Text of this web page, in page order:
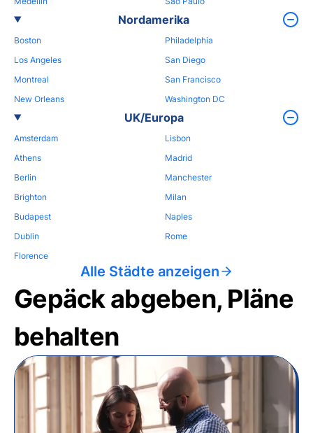
Nordamerika
Boston
Los Angeles
Montreal
New Orleans
Philadelphia
San Diego
San Francisco
Washington DC
UK/Europa
Amsterdam
Athens
Berlin
Brighton
Budapest
Dublin
Florence
Lisbon
Madrid
Manchester
Milan
Naples
Rome
Alle Städte anzeigen
Gepäck abgeben, Pläne
behalten